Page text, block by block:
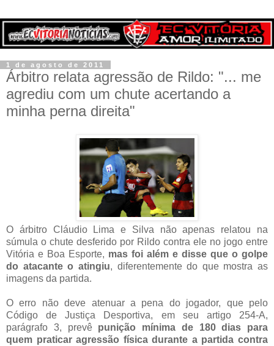
1 de agosto de 2011
Árbitro relata agressão de Rildo: "... me
agrediu com um chute acertando a
minha perna direita"
O árbitro Cláudio Lima e Silva não apenas relatou na
súmula o chute desferido por Rildo contra ele no jogo entre
Vitória e Boa Esporte, mas foi além e disse que o golpe
do atacante o atingiu, diferentemente do que mostra as
imagens da partida.
O erro não deve atenuar a pena do jogador, que pelo
Código de Justiça Desportiva, em seu artigo 254-A,
parágrafo 3, prevê punição mínima de 180 dias para
quem praticar agressão física durante a partida contra